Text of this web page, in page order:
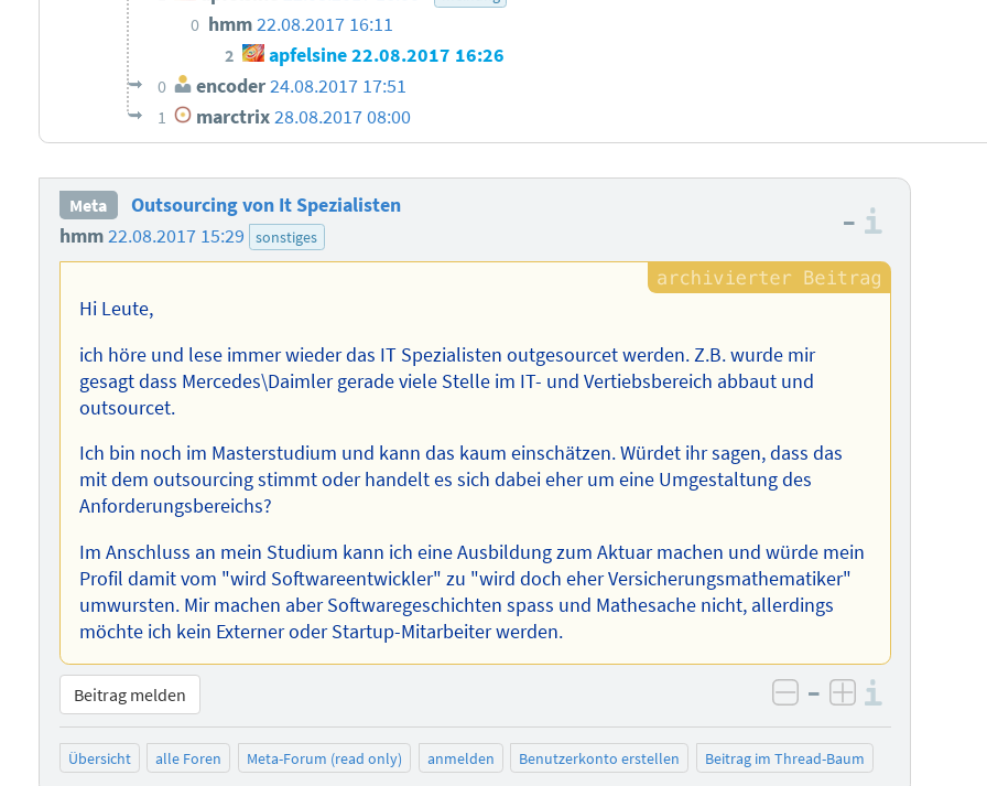
0 hmm22.08.2017 16:11
2 apfelsine22.08.2017 16:26
0 encoder24.08.2017 17:51
1 marctrix28.08.2017 08:00
Meta
Outsourcing von It Spezialisten
hmm22.08.2017 15:29 sonstiges –
Hi Leute,
ich höre und lese immer wieder das IT Spezialisten outgesourcet werden. Z.B. wurde mir
gesagt dass Mercedes\Daimler gerade viele Stelle im IT- und Vertiebsbereich abbaut und
outsourcet.
Ich bin noch im Masterstudium und kann das kaum einschätzen. Würdet ihr sagen, dass das
mit dem outsourcing stimmt oder handelt es sich dabei eher um eine Umgestaltung des
Anforderungsbereichs?
Im Anschluss an mein Studium kann ich eine Ausbildung zum Aktuar machen und würde mein
Profil damit vom "wird Softwareentwickler" zu "wird doch eher Versicherungsmathematiker"
umwursten. Mir machen aber Softwaregeschichten spass und Mathesache nicht, allerdings
möchte ich kein Externer oder Startup-Mitarbeiter werden.
Beitrag melden negativ bewerten
– positiv
Übersicht alle Foren Meta-Forum (read only) anmelden Benutzerkonto erstellen Beitrag im Thread-Baum